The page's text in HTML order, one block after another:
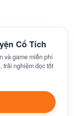
Cổ Tích
và game miễn phí
nghiệm đọc tốt